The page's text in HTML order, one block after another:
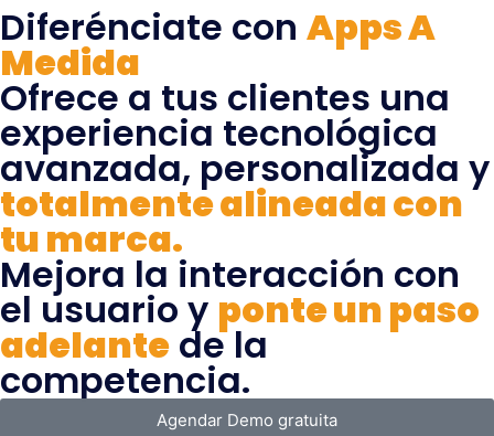
Diferénciate con Apps A
Medida
Ofrece a tus clientes una
experiencia tecnológica
avanzada, personalizada y
totalmente alineada con
tu marca.
Mejora la interacción con
el usuario y ponte un paso
adelante de la
competencia.
Agendar Demo gratuita